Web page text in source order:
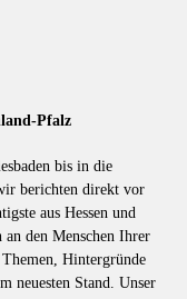
Pfalz
bis in die
berichten direkt vor
aus Hessen und
den Menschen Ihrer
Hintergründe
neuesten Stand. Unser